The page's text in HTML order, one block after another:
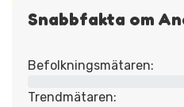
Snabbfakta om
Befolkningsmätaren:
Trendmätaren: